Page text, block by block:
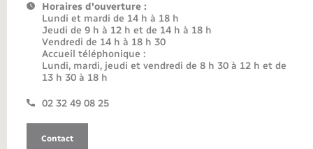
Horaires d'ouverture :
Lundi et mardi de 14 h à 18 h
Jeudi de 9 h à 12 h et de 14 h à 18 h
Vendredi de 14 h à 18 h 30
Accueil téléphonique :
Lundi, mardi, jeudi et vendredi de 8 h 30 à 12 h et de
13 h 30 à 18 h
02 32 49 08 25
Contact